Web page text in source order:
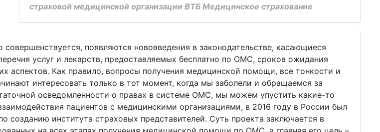
страховой медицинской организации ВТБ Медицинское страхование
появляются нововведения в законодательстве, касающиеся
услуг и лекарств, предоставляемых бесплатно по ОМС, сроков ожидания
аспектов. Как правило, вопросы получения медицинской помощи, все тонкости и
интересовать только в тот момент, когда мы заболели и обращаемся за
осведомленности о правах в системе ОМС, мы можем упустить какие-то
пациентов с медицинскими организациями, в 2016 году в России был
созданию института страховых представителей. Суть проекта заключается в